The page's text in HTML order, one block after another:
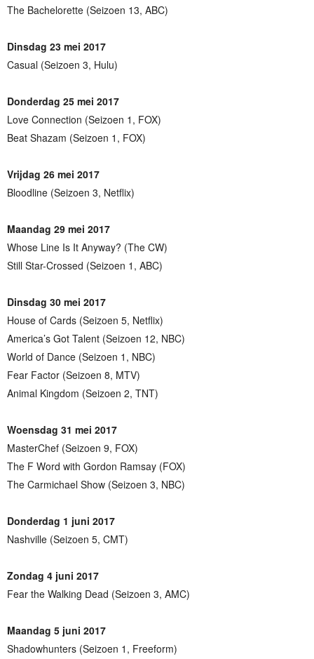
The Bachelorette (Seizoen 13, ABC)
Dinsdag 23 mei 2017
Casual (Seizoen 3, Hulu)
Donderdag 25 mei 2017
Love Connection (Seizoen 1, FOX)
Beat Shazam (Seizoen 1, FOX)
Vrijdag 26 mei 2017
Bloodline (Seizoen 3, Netflix)
Maandag 29 mei 2017
Whose Line Is It Anyway? (The CW)
Still Star-Crossed (Seizoen 1, ABC)
Dinsdag 30 mei 2017
House of Cards (Seizoen 5, Netflix)
America’s Got Talent (Seizoen 12, NBC)
World of Dance (Seizoen 1, NBC)
Fear Factor (Seizoen 8, MTV)
Animal Kingdom (Seizoen 2, TNT)
Woensdag 31 mei 2017
MasterChef (Seizoen 9, FOX)
The F Word with Gordon Ramsay (FOX)
The Carmichael Show (Seizoen 3, NBC)
Donderdag 1 juni 2017
Nashville (Seizoen 5, CMT)
Zondag 4 juni 2017
Fear the Walking Dead (Seizoen 3, AMC)
Maandag 5 juni 2017
Shadowhunters (Seizoen 1, Freeform)